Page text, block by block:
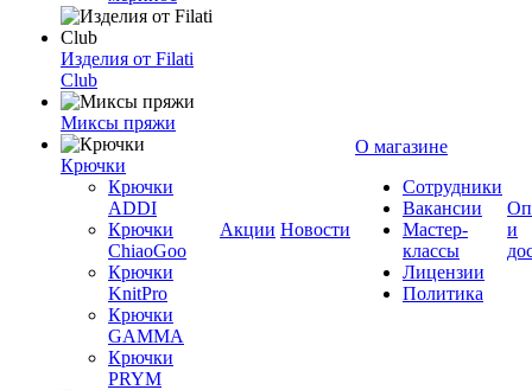
Изделия от Filati
Club
Миксы пряжи
Крючки
Крючки
ADDI
Крючки
ChiaoGoo
Крючки
KnitPro
Крючки
GAMMA
Крючки
PRYM
Акции Новости
О магазине
Сотрудники
Вакансии
Мастер-
классы
Лицензии
Политика
и